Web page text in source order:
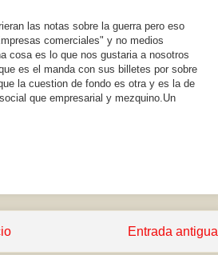
las notas sobre la guerra pero eso
comerciales" y no medios
cosa es lo que nos gustaria a nosotros
es el manda con sus billetes por sobre
la cuestion de fondo es otra y es la de
que empresarial y mezquino.Un
Entrada antigua